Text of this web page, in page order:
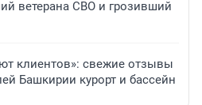
ветерана СВО и грозивший
клиентов»: свежие отзывы
Башкирии курорт и бассейн